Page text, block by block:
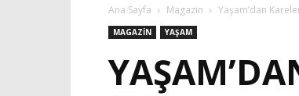
Ana Sayfa Magazin Yaşam’dan
MAGAZIN YAŞAM